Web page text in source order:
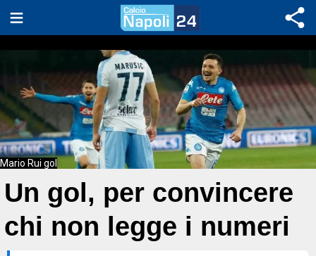
Mario Rui gol
Un gol, per convincere
chi non legge i numeri